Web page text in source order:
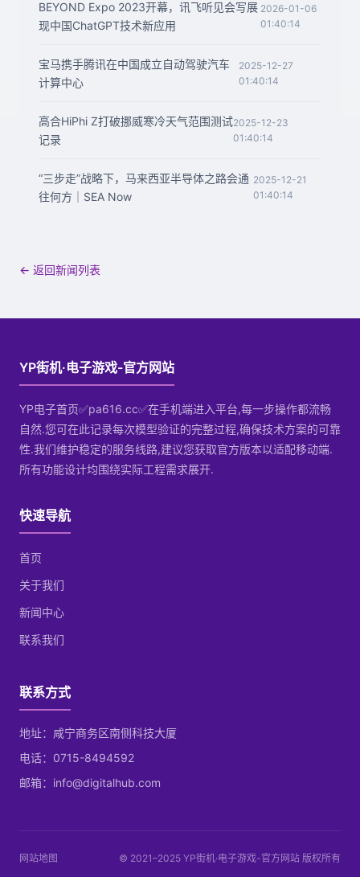
BEYOND Expo 2023开幕，讯飞听见会写展
现中国ChatGPT技术新应用
2026-01-06
01:40:14
宝马携手腾讯在中国成立自动驾驶汽车
计算中心
2025-12-27
01:40:14
高合HiPhi Z打破挪威寒冷天气范围测试
记录
2025-12-23
01:40:14
“三步走”战略下，马来西亚半导体之路会通
往何方｜SEA Now
2025-12-21
01:40:14
← 返回新闻列表
YP街机·电子游戏-官方网站
YP电子首页✅pa616.cc✅在手机端进入平台,每一步操作都流畅
自然.您可在此记录每次模型验证的完整过程,确保技术方案的可靠
性.我们维护稳定的服务线路,建议您获取官方版本以适配移动端.
所有功能设计均围绕实际工程需求展开.
快速导航
首页
关于我们
新闻中心
联系我们
联系方式
地址：咸宁商务区南侧科技大厦
电话：0715-8494592
邮箱：info@digitalhub.com
网站地图 © 2021–2025 YP街机·电子游戏-官方网站 版权所有